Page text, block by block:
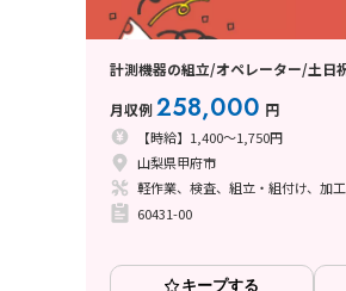
計測機器の組立/オペレーター/土日
月収例258,000 円
【時給】1,400～1,750円
山梨県甲府市
60431-00
キープする